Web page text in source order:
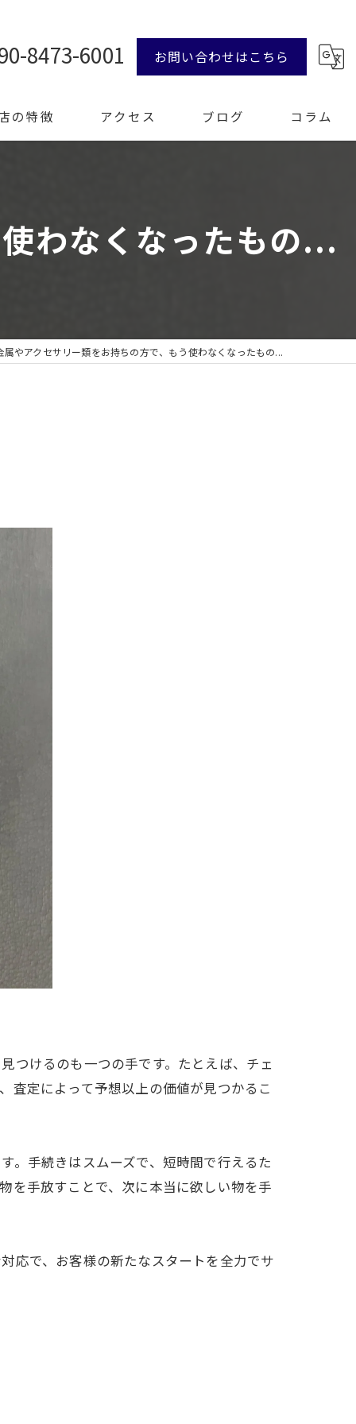
8473-6001 お問い合わせはこちら
の特徴
理
アクセス ブログ コラム
わなくなったもの...
属やアクセサリー類をお持ちの方で、もう使わなくなったもの...
つけるのも一つの手です。たとえば、チェ
査定によって予想以上の価値が見つかるこ
。手続きはスムーズで、短時間で行えるた
を手放すことで、次に本当に欲しい物を手
応で、お客様の新たなスタートを全力でサ